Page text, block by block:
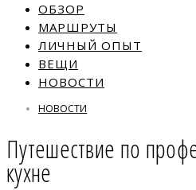
ОБЗОР
МАРШРУТЫ
ЛИЧНЫЙ ОПЫТ
ВЕЩИ
НОВОСТИ
НОВОСТИ
Путешествие по
кухне